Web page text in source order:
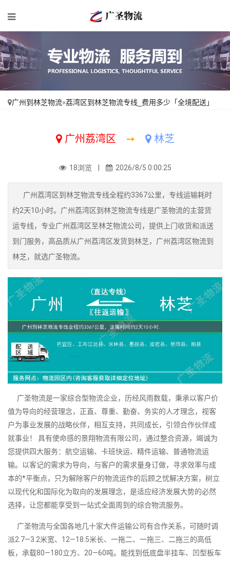
广州到林芝物流»荔湾区到林芝物流专线_费用多少「全境配送」
广州荔湾区 ➙ 林芝
18浏览 | 2026/8/5 0:00:25
广州荔湾区到林芝物流专线全程约3367公里，专线运输耗时
约2天10小时。广州荔湾区到林芝物流专线是广圣物流的主营货
运专线，专业广州荔湾区至林芝物流公司，提供上门收货和派送
到门服务，高品质从广州荔湾区发货到林芝，广州荔湾区物流到
林芝，就选广圣物流。
广圣物流是一家综合型物流企业，历经风雨数载，秉承以客户价
值为导向的经营理念，正直、尊重、勤奋、务实的人才理念，视客
户为事业发展的战略伙伴，相互支持，共同成长，引领合作伙伴成
就事业！ 具有使命感的景翔物流有限公司，通过整合资源，竭诚为
您提供四大服务：航空运输、卡班快运、精件运输、普通物流运
输。以客记的需求为导向，与客户的需求量身订做，寻求效率与成
本的*平衡点，只为解除客户的物流运作的后顾之忧解决方案，树立
以现代化和国际化为取向的发展理念，是适应经济发展大势的必然
选择，让您都能享受到一站式全面周到的综合物流服务。
广圣物流与全国各地几十家大件运输公司有合作关系，可随时调
派2.7—3.2米宽、12—18.5米长、一拖二、一拖三、二拖三的高低
板，承载80—180立方、20—60吨。能找到低底盘半挂车、凹型板车